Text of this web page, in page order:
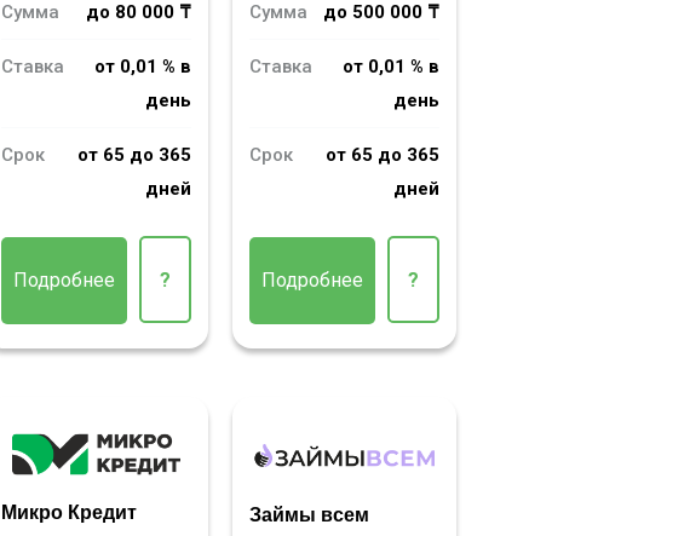
Сумма
до 80 000 ₸
Ставка
от 0,01 % в
день
Срок
от 65 до 365
дней
Подробнее ?
Сумма
до 500 000 ₸
Ставка
от 0,01 % в
день
Срок
от 65 до 365
дней
Подробнее ?
Микро Кредит
Займы всем